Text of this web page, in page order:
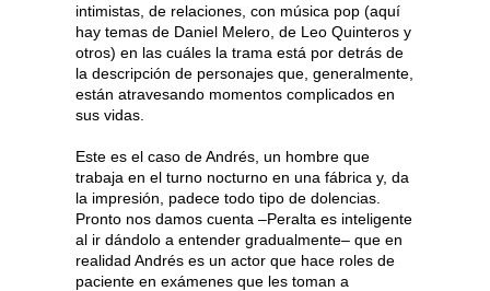
intimistas, de relaciones, con música pop (aquí
hay temas de Daniel Melero, de Leo Quinteros y
otros) en las cuáles la trama está por detrás de
la descripción de personajes que, generalmente,
están atravesando momentos complicados en
sus vidas.
Este es el caso de Andrés, un hombre que
trabaja en el turno nocturno en una fábrica y, da
la impresión, padece todo tipo de dolencias.
Pronto nos damos cuenta –Peralta es inteligente
al ir dándolo a entender gradualmente– que en
realidad Andrés es un actor que hace roles de
paciente en exámenes que les toman a